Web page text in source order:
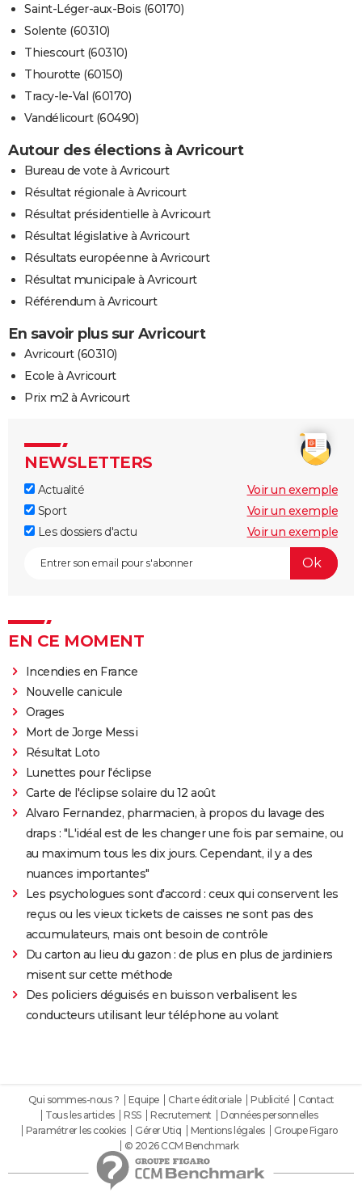
Saint-Léger-aux-Bois (60170)
Solente (60310)
Thiescourt (60310)
Thourotte (60150)
Tracy-le-Val (60170)
Vandélicourt (60490)
Autour des élections à Avricourt
Bureau de vote à Avricourt
Résultat régionale à Avricourt
Résultat présidentielle à Avricourt
Résultat législative à Avricourt
Résultats européenne à Avricourt
Résultat municipale à Avricourt
Référendum à Avricourt
En savoir plus sur Avricourt
Avricourt (60310)
Ecole à Avricourt
Prix m2 à Avricourt
NEWSLETTERS
Actualité
Voir un exemple
Sport
Voir un exemple
Les dossiers d'actu
Voir un exemple
EN CE MOMENT
Incendies en France
Nouvelle canicule
Orages
Mort de Jorge Messi
Résultat Loto
Lunettes pour l'éclipse
Carte de l'éclipse solaire du 12 août
Alvaro Fernandez, pharmacien, à propos du lavage des
draps : "L'idéal est de les changer une fois par semaine, ou
au maximum tous les dix jours. Cependant, il y a des
nuances importantes"
Les psychologues sont d'accord : ceux qui conservent les
reçus ou les vieux tickets de caisses ne sont pas des
accumulateurs, mais ont besoin de contrôle
Du carton au lieu du gazon : de plus en plus de jardiniers
misent sur cette méthode
Des policiers déguisés en buisson verbalisent les
conducteurs utilisant leur téléphone au volant
Qui sommes-nous ? Equipe Charte éditoriale Publicité
Contact
Tous les articles
RSS Recrutement
Données personnelles
Paramétrer les cookies
Gérer Utiq Mentions légales
Groupe Figaro
© 2026 CCM Benchmark